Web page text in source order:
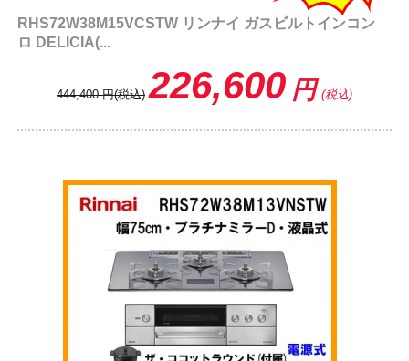
RHS72W38M15VCSTW リンナイ ガスビルトインコン
ロ DELICIA(...
444,400 円(税込) 226,600 円 (税込)